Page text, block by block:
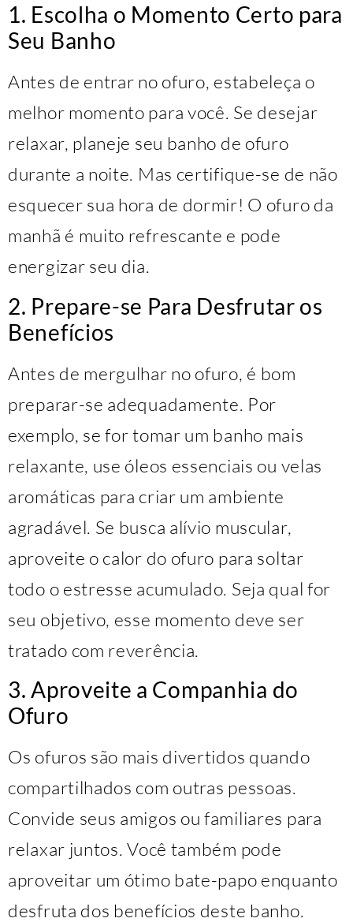
1. Escolha o Momento Certo para
Seu Banho
Antes de entrar no ofuro, estabeleça o
melhor momento para você. Se desejar
relaxar, planeje seu banho de ofuro
durante a noite. Mas certifique-se de não
esquecer sua hora de dormir! O ofuro da
manhã é muito refrescante e pode
energizar seu dia.
2. Prepare-se Para Desfrutar os
Benefícios
Antes de mergulhar no ofuro, é bom
preparar-se adequadamente. Por
exemplo, se for tomar um banho mais
relaxante, use óleos essenciais ou velas
aromáticas para criar um ambiente
agradável. Se busca alívio muscular,
aproveite o calor do ofuro para soltar
todo o estresse acumulado. Seja qual for
seu objetivo, esse momento deve ser
tratado com reverência.
3. Aproveite a Companhia do
Ofuro
Os ofuros são mais divertidos quando
compartilhados com outras pessoas.
Convide seus amigos ou familiares para
relaxar juntos. Você também pode
aproveitar um ótimo bate-papo enquanto
desfruta dos benefícios deste banho.